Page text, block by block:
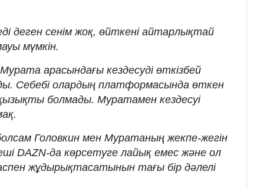
деген сенім жоқ, өйткені айтарлықтай
мүмкін.
арасындағы кездесуді өткізбей
Себебі олардың платформасында өткен
қызықты болмады. Муратамен кездесуі
Головкин мен Муратаның жекпе-жегін
DAZN-да көрсетуге лайық емес және ол
жұдырықтасатынын тағы бір дәлелі